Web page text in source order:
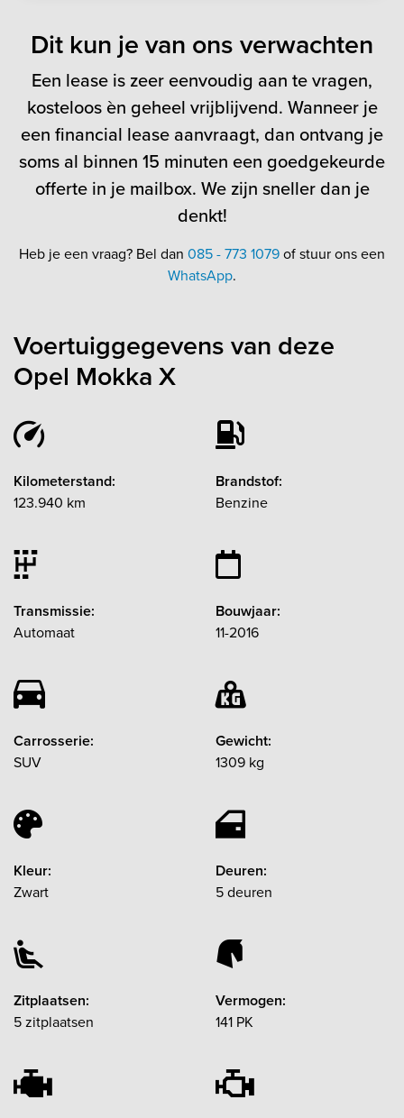
Dit kun je van ons verwachten
Een lease is zeer eenvoudig aan te vragen,
kosteloos èn geheel vrijblijvend. Wanneer je
een financial lease aanvraagt, dan ontvang je
soms al binnen 15 minuten een goedgekeurde
offerte in je mailbox. We zijn sneller dan je
denkt!
Heb je een vraag? Bel dan 085 - 773 1079of stuur ons een
WhatsApp.
Voertuiggegevens van deze
Opel Mokka X
Kilometerstand:
123.940 km
Brandstof:
Benzine
Transmissie:
Automaat
Bouwjaar:
11-2016
Carrosserie:
SUV
Gewicht:
1309 kg
Kleur:
Zwart
Deuren:
5 deuren
Zitplaatsen:
5 zitplaatsen
Vermogen:
141 PK